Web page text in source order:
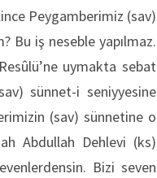
Peygamberimiz (sav)
Bu iş neseble yapılmaz.
uymakta sebat
sünnet-i seniyyesine
(sav) sünnetine o
Abdullah Dehlevi (ks)
Bizi seven